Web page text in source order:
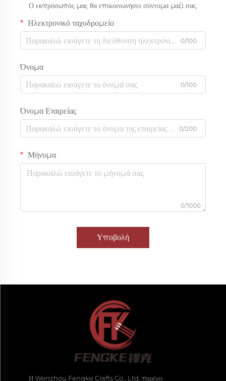
Ο εκπρόσωπός μας θα επικοινωνήσει σύντομα μαζί σας.
Ηλεκτρονικό ταχυδρομείο
0/100
Όνομα
0/100
Όνομα Εταιρείας
0/200
Μήνυμα
0/1000
Υποβολή
Η Wenzhou Fengke Crafts Co., Ltd. παρέχει